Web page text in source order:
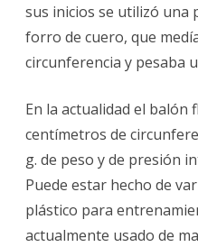
sus inicios se utilizó una
forro de cuero, que
circunferencia y pesaba
En la actualidad el balón
centímetros de
g. de peso y de presión
Puede estar hecho de
plástico para
actualmente usado de